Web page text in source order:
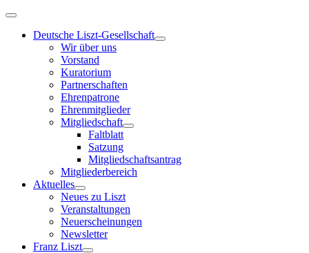
Deutsche Liszt-Gesellschaft
Wir über uns
Vorstand
Kuratorium
Partnerschaften
Ehrenpatrone
Ehrenmitglieder
Mitgliedschaft
Faltblatt
Satzung
Mitgliedschaftsantrag
Mitgliederbereich
Aktuelles
Neues zu Liszt
Veranstaltungen
Neuerscheinungen
Newsletter
Franz Liszt